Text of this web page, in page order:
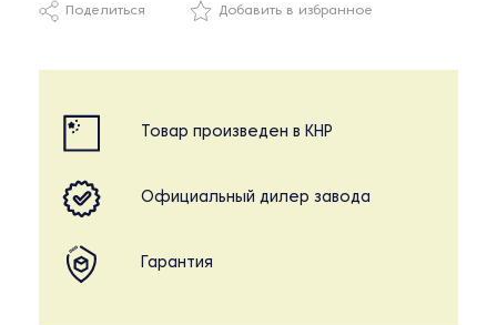
Поделиться Добавить в избранное
Товар произведен в КНР
Официальный дилер завода
Гарантия